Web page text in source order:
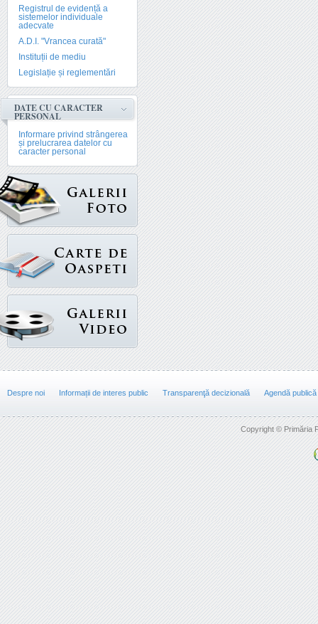
Registrul de evidență a
sistemelor individuale
adecvate
A.D.I. "Vrancea curată"
Instituții de mediu
Legislație și reglementări
DATE CU CARACTER
PERSONAL
Informare privind strângerea
și prelucrarea datelor cu
caracter personal
Despre noi Informații de interes public Transparenţă decizională Agendă publică
Copyright © Primăria